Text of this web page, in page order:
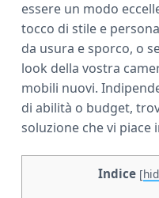
essere un modo
tocco di stile e
da usura e sporco, o
look della vostra
mobili nuovi.
di abilità o budget,
soluzione che vi piace
Indice [